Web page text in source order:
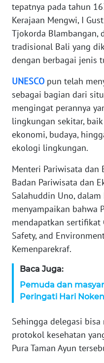
tepatnya pada tahun
Kerajaan Mengwi, I
Tjokorda Blambangan,
tradisional Bali yang
dengan berbagai jenis
UNESCO pun telah
sebagai bagian dari
mengingat perannya
lingkungan sekitar,
ekonomi, budaya,
ekologi lingkungan.
Menteri Pariwisata dan
Badan Pariwisata dan
Salahuddin Uno, dalam
menyampaikan bahwa
mendapatkan sertifikat
Safety, and
Kemenparekraf.
Baca Juga:
‎Pemuda dan
Peringati Hari
Sehingga delegasi bisa
protokol kesehatan
Pura Taman Ayun
MAWAKA
MARTABAT
NET
FORJASIDA
TAMBANG
NEWS
JURNAL
MARITIM
FISUELRI
BERKAT
NEWS
ANUGERAH
AKHLAK
ID
SONYA
NEWS